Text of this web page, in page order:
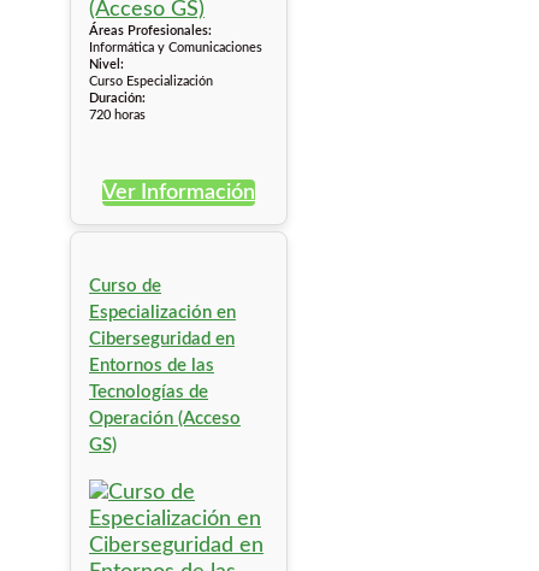
Áreas Profesionales:
Informática y Comunicaciones
Nivel:
Curso Especialización
Duración:
720 horas
Ver Información
Curso de
Especialización en
Ciberseguridad en
Entornos de las
Tecnologías de
Operación (Acceso
GS)